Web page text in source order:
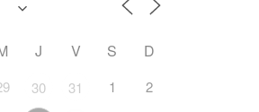
Outlook Live
J V S D
30 31 1
2